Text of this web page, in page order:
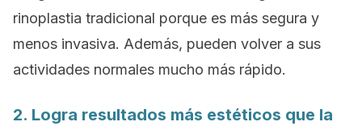
rinoplastia tradicional porque es más segura y
menos invasiva. Además, pueden volver a sus
actividades normales mucho más rápido.
2. Logra resultados más estéticos que la